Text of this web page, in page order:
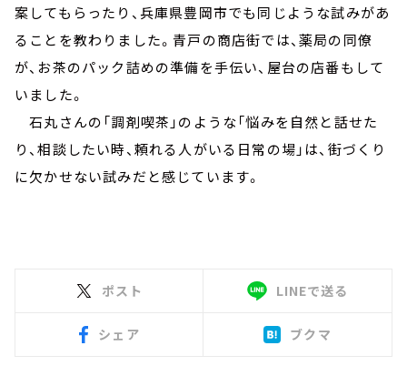
案してもらったり、兵庫県豊岡市でも同じような試みがあ
ることを教わりました。青戸の商店街では、薬局の同僚
が、お茶のパック詰めの準備を手伝い、屋台の店番もして
いました。
石丸さんの「調剤喫茶」のような「悩みを自然と話せた
り、相談したい時、頼れる人がいる日常の場」は、街づくり
に欠かせない試みだと感じています。
ポスト LINEで送る
シェア ブクマ